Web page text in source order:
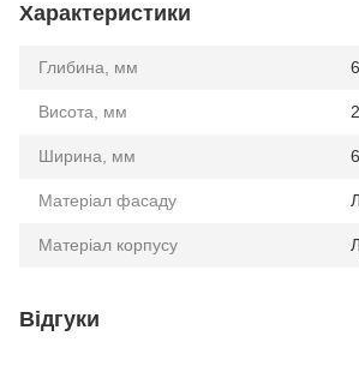
Характеристики
Глибина, мм
Висота, мм
Ширина, мм
Матеріал фасаду
Матеріал корпусу
Відгуки